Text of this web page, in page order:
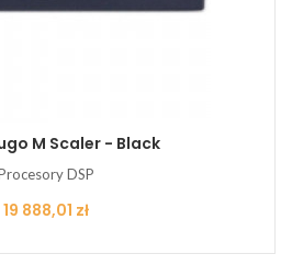
M Scaler - Black
DSP
Cena
19 888,01 zł